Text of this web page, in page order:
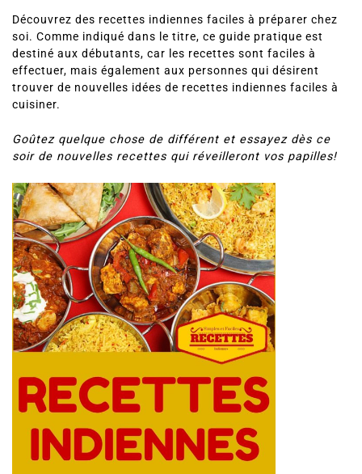
Découvrez des recettes indiennes faciles à préparer chez
soi. Comme indiqué dans le titre, ce guide pratique est
destiné aux débutants, car les recettes sont faciles à
effectuer, mais également aux personnes qui désirent
trouver de nouvelles idées de recettes indiennes faciles à
cuisiner.
Goûtez quelque chose de différent et essayez dès ce
soir de nouvelles recettes qui réveilleront vos papilles!